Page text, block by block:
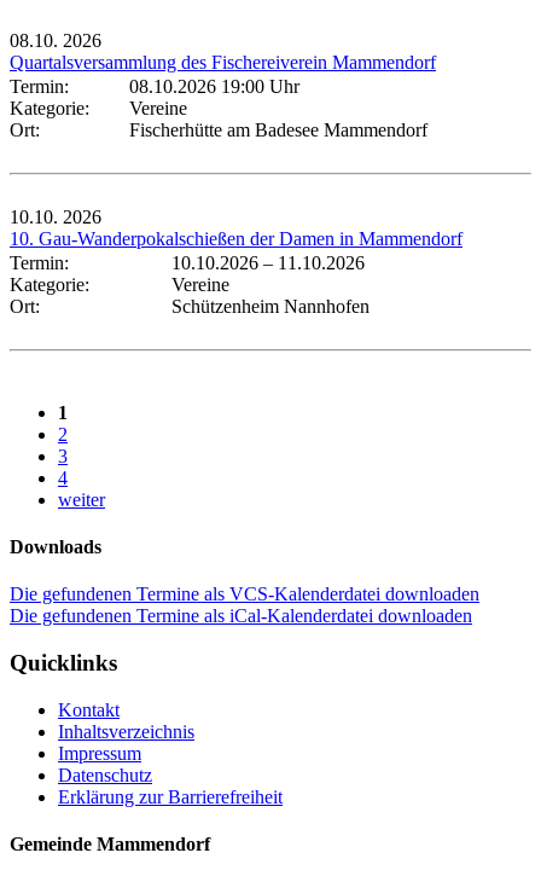
08.10. 2026
Quartalsversammlung des Fischereiverein Mammendorf
Termin:
08.10.2026 19:00 Uhr
Kategorie:
Vereine
Ort:
Fischerhütte am Badesee Mammendorf
10.10. 2026
10. Gau-Wanderpokalschießen der Damen in Mammendorf
Termin:
10.10.2026 – 11.10.2026
Kategorie:
Vereine
Ort:
Schützenheim Nannhofen
1
2
3
4
weiter
Downloads
Die gefundenen Termine als VCS-Kalenderdatei downloaden
Die gefundenen Termine als iCal-Kalenderdatei downloaden
Quicklinks
Kontakt
Inhaltsverzeichnis
Impressum
Datenschutz
Erklärung zur Barrierefreiheit
Gemeinde Mammendorf